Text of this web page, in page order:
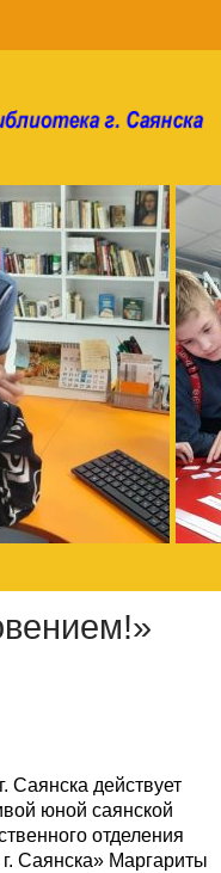
Саянска действует
юной саянской
отделения
Саянска» Маргариты